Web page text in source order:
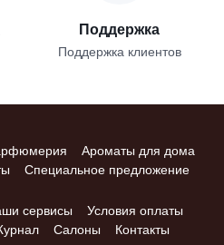
Поддержка
Поддержка клиентов
Ароматы для дома
Специальное предложение
сервисы
Условия оплаты
Салоны Контакты